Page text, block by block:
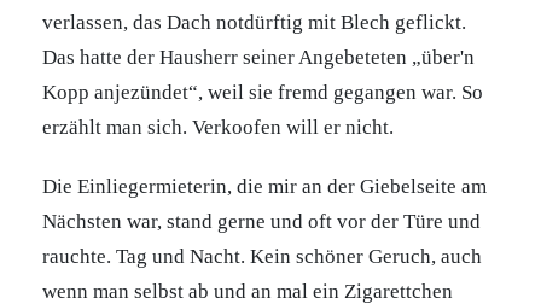
verlassen, das Dach notdürftig mit Blech geflickt.
Das hatte der Hausherr seiner Angebeteten „über'n
Kopp anjezündet“, weil sie fremd gegangen war. So
erzählt man sich. Verkoofen will er nicht.
Die Einliegermieterin, die mir an der Giebelseite am
Nächsten war, stand gerne und oft vor der Türe und
rauchte. Tag und Nacht. Kein schöner Geruch, auch
wenn man selbst ab und an mal ein Zigarettchen